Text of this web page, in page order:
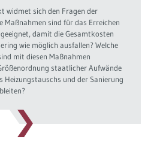
widmet sich den Fragen der
Maßnahmen sind für das Erreichen
damit die Gesamtkosten
wie möglich ausfallen? Welche
mit diesen Maßnahmen
staatlicher Aufwände
Heizungstauschs und der Sanierung